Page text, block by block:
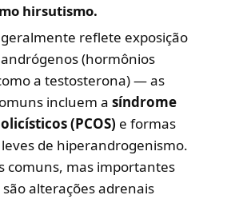
hirsutismo.
geralmente reflete exposição
(hormônios
a testosterona) — as
incluem a síndrome
(PCOS) e formas
de hiperandrogenismo.
comuns, mas importantes
alterações adrenais